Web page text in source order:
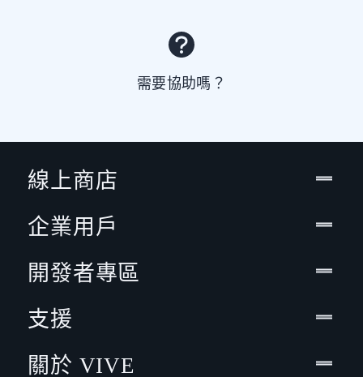
需要協助嗎？
線上商店
企業用戶
開發者專區
支援
關於 VIVE